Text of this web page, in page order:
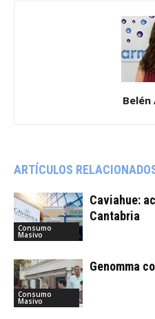
Belén
ARTÍCULOS
Consumo
Masivo
Caviahue:
Cantabria
Consumo
Masivo
Genomma